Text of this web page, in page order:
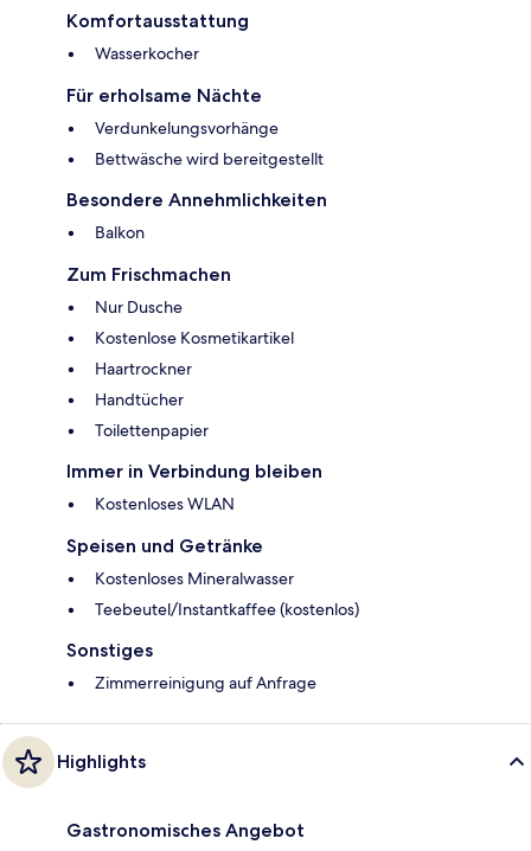
Komfortausstattung
Wasserkocher
Für erholsame Nächte
Verdunkelungsvorhänge
Bettwäsche wird bereitgestellt
Besondere Annehmlichkeiten
Balkon
Zum Frischmachen
Nur Dusche
Kostenlose Kosmetikartikel
Haartrockner
Handtücher
Toilettenpapier
Immer in Verbindung bleiben
Kostenloses WLAN
Speisen und Getränke
Kostenloses Mineralwasser
Teebeutel/Instantkaffee (kostenlos)
Sonstiges
Zimmerreinigung auf Anfrage
Highlights
Gastronomisches Angebot